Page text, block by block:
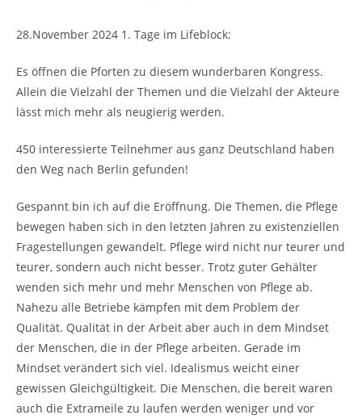
28.November 2024 1. Tage im Lifeblock:
Es öffnen die Pforten zu diesem wunderbaren Kongress.
Allein die Vielzahl der Themen und die Vielzahl der Akteure
lässt mich mehr als neugierig werden.
450 interessierte Teilnehmer aus ganz Deutschland haben
den Weg nach Berlin gefunden!
Gespannt bin ich auf die Eröffnung. Die Themen, die Pflege
bewegen haben sich in den letzten Jahren zu existenziellen
Fragestellungen gewandelt. Pflege wird nicht nur teurer und
teurer, sondern auch nicht besser. Trotz guter Gehälter
wenden sich mehr und mehr Menschen von Pflege ab.
Nahezu alle Betriebe kämpfen mit dem Problem der
Qualität. Qualität in der Arbeit aber auch in dem Mindset
der Menschen, die in der Pflege arbeiten. Gerade im
Mindset verändert sich viel. Idealismus weicht einer
gewissen Gleichgültigkeit. Die Menschen, die bereit waren
auch die Extrameile zu laufen werden weniger und vor